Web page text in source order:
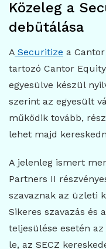
Közeleg a
debütálása
A Securitize a
tartozó Cantor
egyesülve készül
szerint az egyesült
működik tovább,
lehet majd
A jelenleg ismert
Partners II
szavaznak az üzleti
Sikeres szavazás és
teljesülése esetén
le, az SECZ